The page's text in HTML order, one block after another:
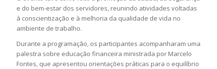
e do bem-estar dos servidores, reunindo atividades voltadas
à conscientização e à melhoria da qualidade de vida no
ambiente de trabalho.
Durante a programação, os participantes acompanharam uma
palestra sobre educação financeira ministrada por Marcelo
Fontes, que apresentou orientações práticas para o equilíbrio